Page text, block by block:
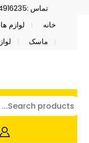
تماس :09394916235
خانه
لوازم
ماسک
لوازم
تاین
محصولات خاص
فروش عمده لوازم
اکسسوری ماسک